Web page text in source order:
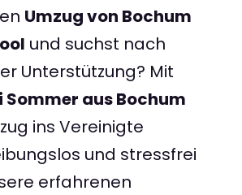
Umzug von Bochum
und suchst nach
Unterstützung? Mit
aus Bochum
ins Vereinigte
und stressfrei
erfahrenen